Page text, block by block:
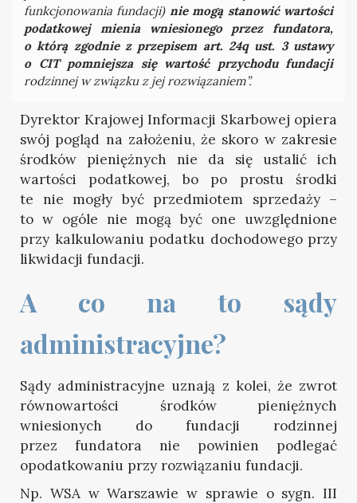
funkcjonowania fundacji) nie mogą stanowić wartości
podatkowej mienia wniesionego przez fundatora,
o którą zgodnie z przepisem art. 24q ust. 3 ustawy
o CIT pomniejsza się wartość przychodu fundacji
rodzinnej w związku z jej rozwiązaniem”.
Dyrektor Krajowej Informacji Skarbowej opiera
swój pogląd na założeniu, że skoro w zakresie
środków pieniężnych nie da się ustalić ich
wartości podatkowej, bo po prostu środki
te nie mogły być przedmiotem sprzedaży –
to w ogóle nie mogą być one uwzględnione
przy kalkulowaniu podatku dochodowego przy
likwidacji fundacji.
A co na to sądy
administracyjne?
Sądy administracyjne uznają z kolei, że zwrot
równowartości środków pieniężnych
wniesionych do fundacji rodzinnej
przez fundatora nie powinien podlegać
opodatkowaniu przy rozwiązaniu fundacji.
Np. WSA w Warszawie w sprawie o sygn. III